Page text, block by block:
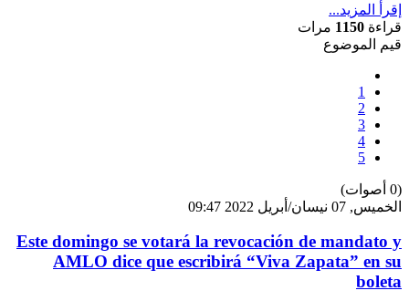
إقرأ المزيد...
قراءة 1150 مرات
قيم الموضوع
1
2
3
4
5
(0 أصوات)
الخميس, 07 نيسان/أبريل 2022 09:47
Este domingo se votará la revocación de mandato y
AMLO dice que escribirá “Viva Zapata” en su
boleta